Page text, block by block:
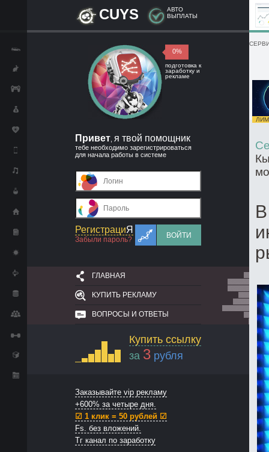
CUYS
АВТО
ВЫПЛАТЫ
0%
подготовка к
заработку и
рекламе
Привет я твой помощник
тебе необходимо зарегистрироваться
для начала работы в системе
РегистрациЯ
Забыли пароль?
ВОЙТИ
ГЛАВНАЯ
КУПИТЬ РЕКЛАМУ
ВОПРОСЫ И ОТВЕТЫ
Купить ссылку
за 3 рубля
Заказывайте vip рекламу
+600% за четыре дня.
☑ 1 клик = 50 рублей ☑
Fs. без вложений.
Тг канал по заработку